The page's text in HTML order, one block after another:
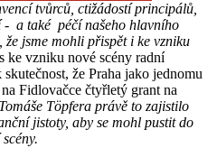
tvůrců, ctižádostí principálů,
- a také péčí našeho hlavního
jsme mohli přispět i ke vzniku
ke vzniku nové scény radní
že Praha jako jednomu
Fidlovačce čtyřletý grant na
Tomáše Töpfera právě to zajistilo
jistoty, aby se mohl pustit do